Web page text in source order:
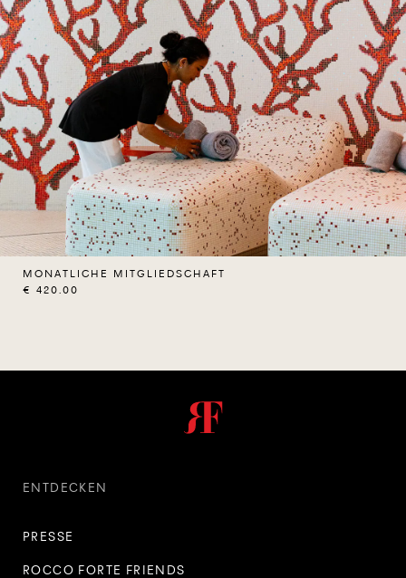
MONATLICHE MITGLIEDSCHAFT
€ 420.00
ENTDECKEN
PRESSE
ROCCO FORTE FRIENDS